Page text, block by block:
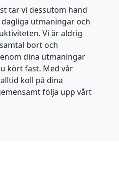
tar vi dessutom hand
utmaningar och
Vi är aldrig
bort och
dina utmaningar
kört fast. Med vår
koll på dina
följa upp vårt